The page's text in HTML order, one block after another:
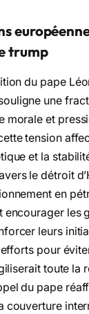
trump
du pape
une
morale et
tension
et la
le détroit
en
encourager les
leurs
pour
toute la
du pape
couverture